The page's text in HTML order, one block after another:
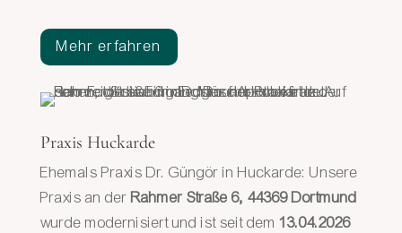
Mehr erfahren
Praxis Huckarde
Ehemals Praxis Dr. Güngör in Huckarde: Unsere
Praxis an der Rahmer Straße 6, 44369 Dortmund
wurde modernisiert und ist seit dem13.04.2026